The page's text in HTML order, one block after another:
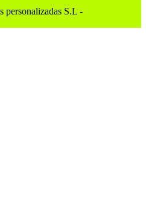
personalizadas S.L -